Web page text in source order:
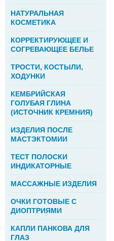
НАТУРАЛЬНАЯ
КОСМЕТИКА
КОРРЕКТИРУЮЩЕЕ И
СОГРЕВАЮЩЕЕ БЕЛЬЕ
ТРОСТИ, КОСТЫЛИ,
ХОДУНКИ
КЕМБРИЙСКАЯ
ГОЛУБАЯ ГЛИНА
(ИСТОЧНИК КРЕМНИЯ)
ИЗДЕЛИЯ ПОСЛЕ
МАСТЭКТОМИИ
ТЕСТ ПОЛОСКИ
ИНДИКАТОРНЫЕ
МАССАЖНЫЕ ИЗДЕЛИЯ
ОЧКИ ГОТОВЫЕ С
ДИОПТРИЯМИ
КАПЛИ ПАНКОВА ДЛЯ
ГЛАЗ